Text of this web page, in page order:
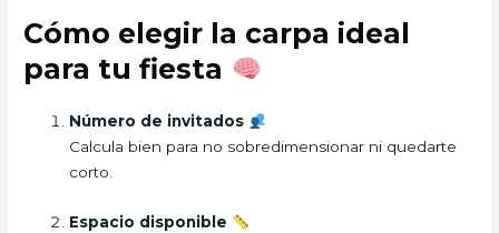
Cómo elegir la carpa ideal
para tu fiesta
Número de invitados
Calcula bien para no sobredimensionar ni quedarte
corto.
Espacio disponible